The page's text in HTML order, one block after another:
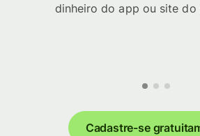
dinheiro do app ou site do
Cadastre-se